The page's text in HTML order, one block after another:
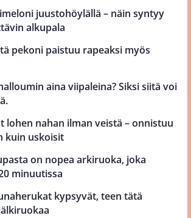
juustohöylällä – näin syntyy
alkupala
pekoni paistuu rapeaksi myös
aina viipaleina? Siksi siitä voi
lohen nahan ilman veistä – onnistuu
kuin uskoisit
on nopea arkiruoka, joka
minuutissa
kypsyvät, teen tätä